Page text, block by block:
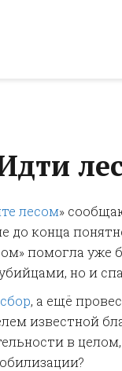
лесом»
до конца
помогла уже
но и
, а ещё
известной
в